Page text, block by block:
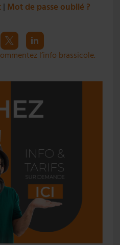
| Mot de passe oublié ?
l’info brassicole.